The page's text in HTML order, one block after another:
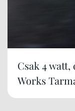
Csak 4
Works